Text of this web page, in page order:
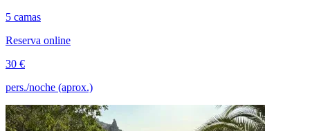
5 camas
Reserva online
30 €
pers./noche (aprox.)